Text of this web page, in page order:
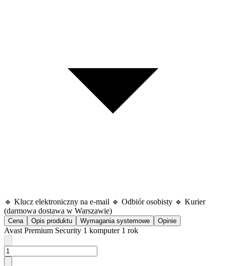
🔹 Klucz elektroniczny na e-mail 🔹 Odbiór osobisty 🔹 Kurier
(darmowa dostawa w Warszawie)
Cena Opis produktu Wymagania systemowe Opinie
Avast Premium Security 1 komputer 1 rok